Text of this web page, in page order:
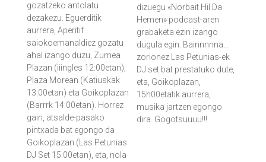
gozatzeko antolatu
dezakezu. Eguerditik
aurrera, Aperitif
saiokoemanaldiez gozatu
ahal izango duzu, Zumea
Plazan (iiingles 12:00etan),
Plaza Morean (Katiuskak
13:00etan) eta Goikoplazan
(Barrrk 14:00etan). Horrez
gain, atsalde-pasako
pintxada bat egongo da
Goikoplazan (Las Petunias
DJ Set 15:00etan), eta, nola
dizuegu «Norbait Hil Da
Hemen» podcast-aren
grabaketa ezin izango
dugula egin. Bainnnnna…
zorionez Las Petunias-ek
DJ set bat prestatuko dute,
eta, Goikoplazan,
15h00etatik aurrera,
musika jartzen egongo
dira. Gogotsuuuu!!!